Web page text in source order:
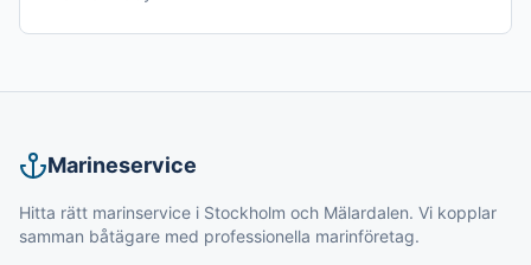
Marineservice
Hitta rätt marinservice i Stockholm och Mälardalen. Vi kopplar
samman båtägare med professionella marinföretag.